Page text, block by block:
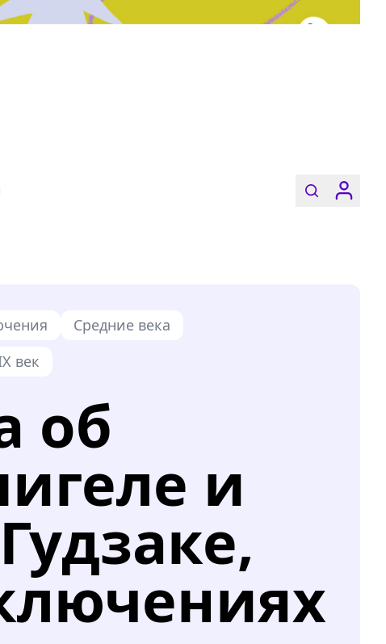
Средние века
век
об
и